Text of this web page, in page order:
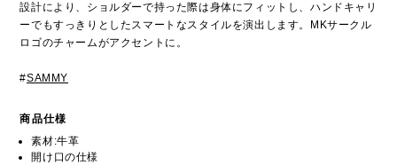
設計により、ショルダーで持った際は身体にフィットし、ハンドキャリ
ーでもすっきりとしたスマートなスタイルを演出します。MKサークル
ロゴのチャームがアクセントに。
#SAMMY
商品仕様
素材:牛革
開け口の仕様